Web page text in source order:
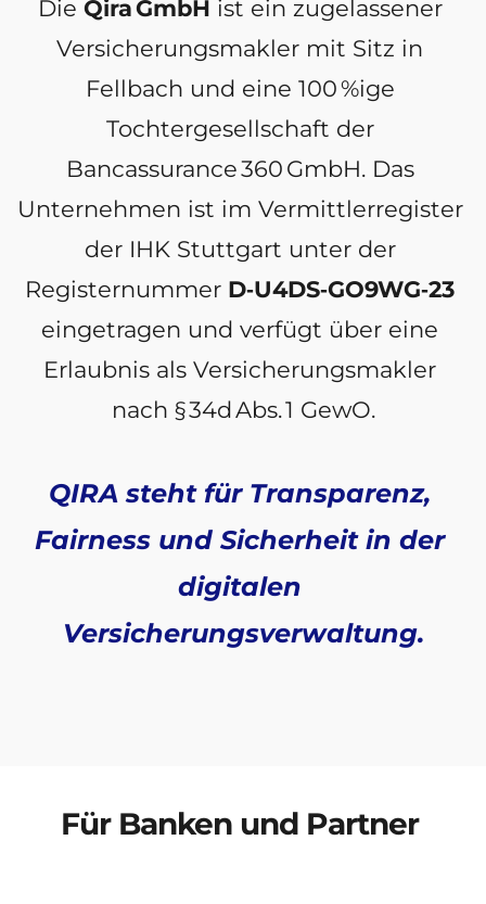
Die Qira GmbH ist ein zugelassener
Versicherungsmakler mit Sitz in
Fellbach und eine 100 %ige
Tochtergesellschaft der
Bancassurance 360 GmbH. Das
Unternehmen ist im Vermittlerregister
der IHK Stuttgart unter der
Registernummer D‑U4DS‑GO9WG‑23
eingetragen und verfügt über eine
Erlaubnis als Versicherungsmakler
nach § 34d Abs. 1 GewO.
QIRA steht für Transparenz,
Fairness und Sicherheit in der
digitalen
Versicherungsverwaltung.
Für Banken und Partner